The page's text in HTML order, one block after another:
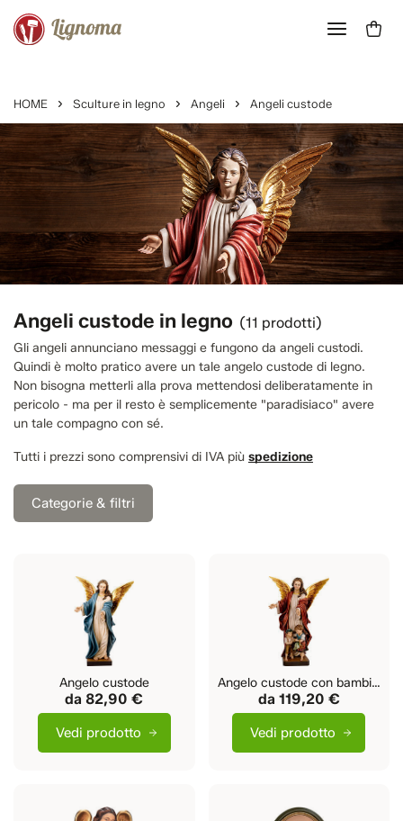
HOME Sculture in legno Angeli Angeli custode
Angeli custode in legno (11 prodotti)
Gli angeli annunciano messaggi e fungono da angeli custodi.
Quindi è molto pratico avere un tale angelo custode di legno.
Non bisogna metterli alla prova mettendosi deliberatamente in
pericolo - ma per il resto è semplicemente "paradisiaco" avere
un tale compagno con sé.
Tutti i prezzi sono comprensivi di IVA più spedizione
Categorie & filtri
Vedi prodotto
Angelo custode
da 82,90 €
Vedi prodotto
Angelo custode con bambini
da 119,20 €